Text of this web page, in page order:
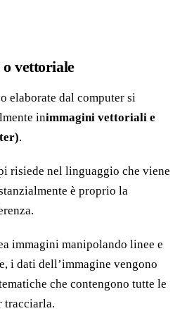
vettoriale
elaborate dal computer si
inimmagini vettoriali e
.
risiede nel linguaggio che viene
è proprio la
immagini manipolando linee e
i dati dell’immagine vengono
che contengono tutte le
tracciarla.